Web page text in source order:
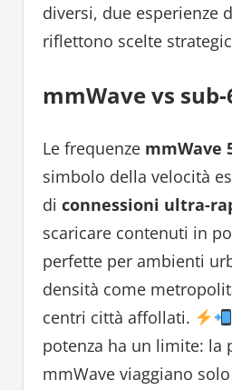
diversi, due esperienze
riflettono scelte
mmWave vs sub-
Le frequenze mmWave
simbolo della velocità
di connessioni ultra-
scaricare contenuti in
perfette per ambienti
densità come
centri città affollati.
potenza ha un limite: la
mmWave viaggiano